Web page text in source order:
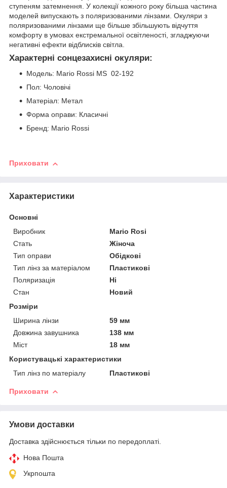
ступеням затемнення. У колекції кожного року більша частина
моделей випускають з поляризованими лінзами. Окуляри з
поляризованими лінзами ще більше збільшують відчуття
комфорту в умовах екстремальної освітленості, згладжуючи
негативні ефекти відблисків світла.
Характерні сонцезахисні окуляри:
Модель: Mario Rossi MS 02-192
Пол: Чоловічі
Матеріал: Метал
Форма оправи: Класичні
Бренд: Mario Rossi
Приховати
Характеристики
Основні
Виробник
Mario Rosi
Стать
Жіноча
Тип оправи
Обідкові
Тип лінз за матеріалом
Пластикові
Поляризація
Ні
Стан
Новий
Розміри
Ширина лінзи
59 мм
Довжина завушника
138 мм
Міст
18 мм
Користувацькі характеристики
Тип лінз по матеріалу
Пластикові
Приховати
Умови доставки
Доставка здійснюється тільки по передоплаті.
Нова Пошта
Укрпошта